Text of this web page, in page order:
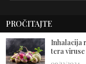
Velika je veština
Uništite parazite i
PROČITAJTE
Inhalacija
tera viruse